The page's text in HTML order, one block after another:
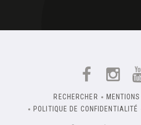
RECHERCHER
POLITIQUE DE CONFIDENTIALITÉ